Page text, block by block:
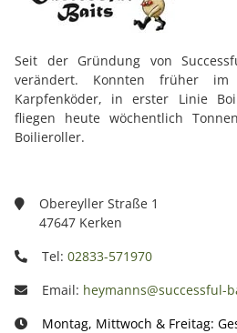
Seit der Gründung von
verändert. Konnten früher
Karpfenköder, in erster Linie
fliegen heute wöchentlich
Boilieroller.
Obereyller Straße 1
47647 Kerken
Tel: 02833-571970
Email: heymanns@successful-
Montag, Mittwoch & Freitag: